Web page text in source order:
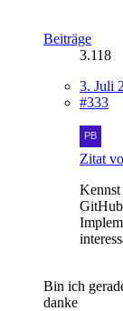
Beiträge
3.118
3. Juli
#333
Zitat
Bin ich
danke